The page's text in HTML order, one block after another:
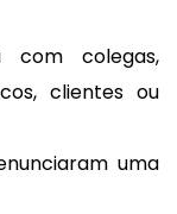
colegas,
clientes ou
uma